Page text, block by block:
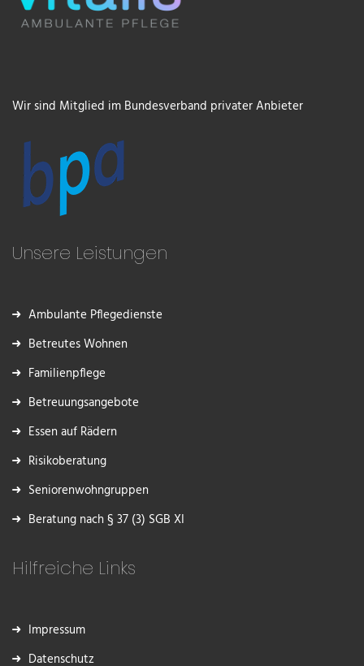
Wir sind Mitglied im Bundesverband privater Anbieter
Unsere Leistungen
Ambulante Pflegedienste
Betreutes Wohnen
Familienpflege
Betreuungsangebote
Essen auf Rädern
Risikoberatung
Seniorenwohngruppen
Beratung nach § 37 (3) SGB XI
Hilfreiche Links
Impressum
Datenschutz